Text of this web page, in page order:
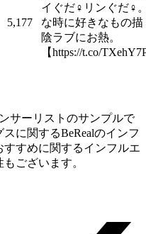
5,177
イぐだ♀リンぐだ♀
な時に好きなもの描
陰ラブにお熱。
【https://t.co/
サーリストのサンプルで
に関するBeRealのインフ
すめに関するインフルエ
ございます。